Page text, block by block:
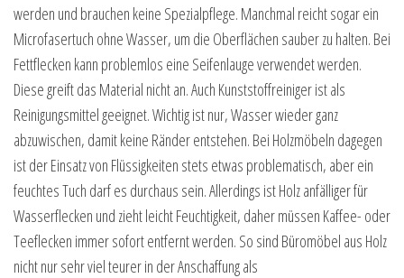
werden und brauchen keine Spezialpflege. Manchmal reicht sogar ein
Microfasertuch ohne Wasser, um die Oberflächen sauber zu halten. Bei
Fettflecken kann problemlos eine Seifenlauge verwendet werden.
Diese greift das Material nicht an. Auch Kunststoffreiniger ist als
Reinigungsmittel geeignet. Wichtig ist nur, Wasser wieder ganz
abzuwischen, damit keine Ränder entstehen. Bei Holzmöbeln dagegen
ist der Einsatz von Flüssigkeiten stets etwas problematisch, aber ein
feuchtes Tuch darf es durchaus sein. Allerdings ist Holz anfälliger für
Wasserflecken und zieht leicht Feuchtigkeit, daher müssen Kaffee- oder
Teeflecken immer sofort entfernt werden. So sind Büromöbel aus Holz
nicht nur sehr viel teurer in der Anschaffung als